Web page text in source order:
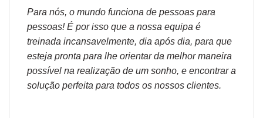
Para nós, o mundo funciona de pessoas para
pessoas! É por isso que a nossa equipa é
treinada incansavelmente, dia após dia, para que
esteja pronta para lhe orientar da melhor maneira
possível na realização de um sonho, e encontrar a
solução perfeita para todos os nossos clientes.